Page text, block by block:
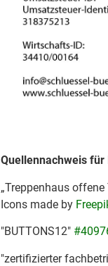
Quellennachweis für
„Treppenhaus
Icons made by
"BUTTONS12"
"zertifizierter